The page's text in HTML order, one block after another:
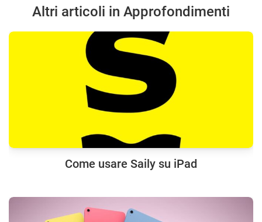
Altri articoli in Approfondimenti
Come usare Saily su iPad